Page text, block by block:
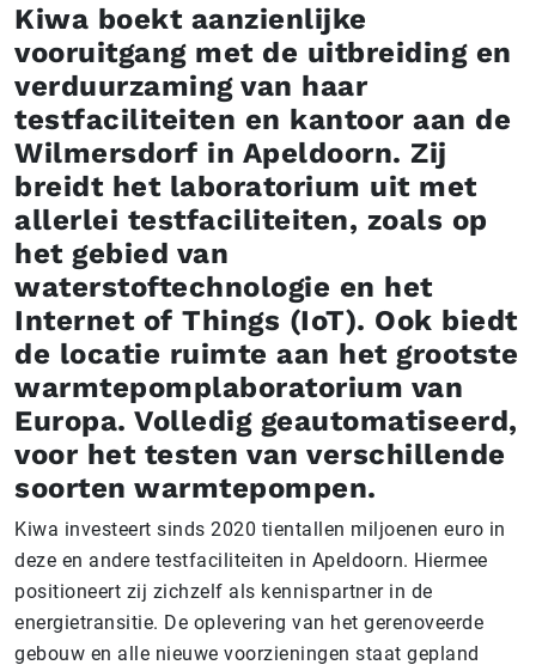
Kiwa boekt aanzienlijke
vooruitgang met de uitbreiding en
verduurzaming van haar
testfaciliteiten en kantoor aan de
Wilmersdorf in Apeldoorn. Zij
breidt het laboratorium uit met
allerlei testfaciliteiten, zoals op
het gebied van
waterstoftechnologie en het
Internet of Things (IoT). Ook biedt
de locatie ruimte aan het grootste
warmtepomplaboratorium van
Europa. Volledig geautomatiseerd,
voor het testen van verschillende
soorten warmtepompen.
Kiwa investeert sinds 2020 tientallen miljoenen euro in
deze en andere testfaciliteiten in Apeldoorn. Hiermee
positioneert zij zichzelf als kennispartner in de
energietransitie. De oplevering van het gerenoveerde
gebouw en alle nieuwe voorzieningen staat gepland